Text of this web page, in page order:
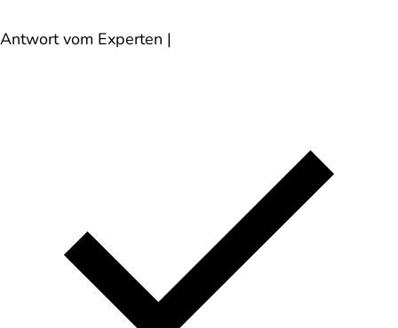
Antwort vom Experten |